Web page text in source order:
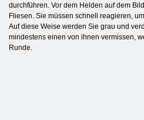
durchführen. Vor dem Helden auf dem
Fliesen. Sie müssen schnell reagieren,
Auf diese Weise werden Sie grau und
mindestens einen von ihnen vermissen,
Runde.